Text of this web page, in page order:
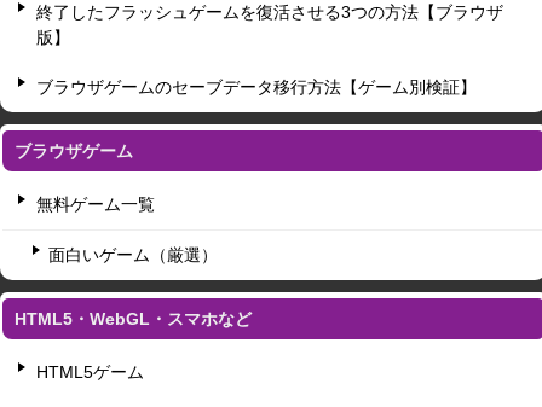
終了したフラッシュゲームを復活させる3つの方法【ブラウザ
版】
ブラウザゲームのセーブデータ移行方法【ゲーム別検証】
ブラウザゲーム
無料ゲーム一覧
面白いゲーム（厳選）
HTML5・WebGL・スマホなど
HTML5ゲーム